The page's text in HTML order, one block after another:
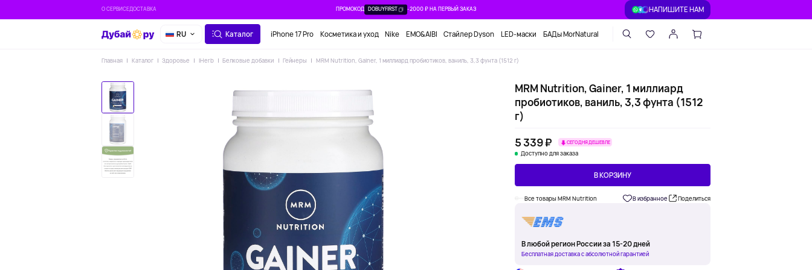
О СЕРВИСЕДОСТАВКА ПРОМОКОД DOBUYFIRST -2000 ₽ НА ПЕРВЫЙ ЗАКАЗ НАПИШИТЕ НАМ
RU Каталог iPhone 17 Pro Косметика и уход Nike EMO&AIBI Стайлер Dyson LED-маски БАДы MorNatural
Главная Каталог Здоровье IHerb Белковые добавки Гейнеры MRM Nutrition, Gainer, 1 миллиард пробиотиков, ваниль, 3,3 фунта (1512 г)
MRM Nutrition, Gainer, 1 миллиард
пробиотиков, ваниль, 3,3 фунта (1512
г)
5 339 ₽
СЕГОДНЯ ДЕШЕВЛЕ
Доступно для заказа
В КОРЗИНУ
Все товары MRM Nutrition В избранное Поделиться
В любой регион России за 15-20 дней
Бесплатная доставка с абсолютной гарантией